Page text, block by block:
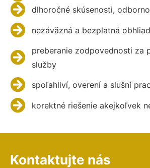
dlhoročné skúsenosti,
nezáväzná a bezplatná
preberanie zodpovednosti za
služby
spoľahliví, overení a slušní
korektné riešenie akejkoľvek
Kontaktujte nás